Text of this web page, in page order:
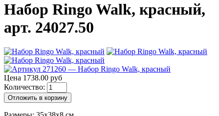
Набор Ringo Walk, красный,
арт. 24027.50
Цена 1738.00 руб
Количество:
Отложить в корзину